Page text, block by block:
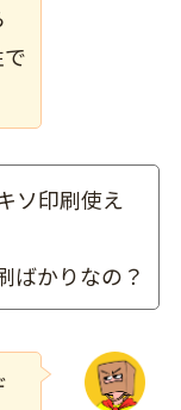
ソ印刷使え
ばかりなの？